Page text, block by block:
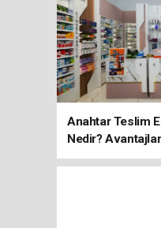
Anahtar Teslim
Nedir?